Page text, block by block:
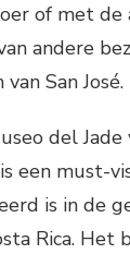
of met
andere
San José.
del
een must-
is in de
Rica. Het